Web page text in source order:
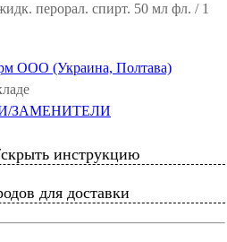
перорал. спирт. 50 мл фл. / 1
ООО (Украина, Полтава)
ЗАМЕНИТЕЛИ
инструкцию
для доставки